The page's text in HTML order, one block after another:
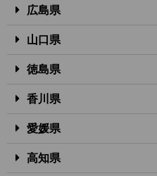
広島県
山口県
徳島県
香川県
愛媛県
高知県